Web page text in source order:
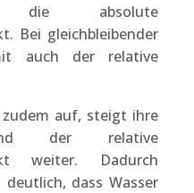
die absolute
Bei gleichbleibender
auch der relative
auf, steigt ihre
und der relative
weiter. Dadurch
dass Wasser